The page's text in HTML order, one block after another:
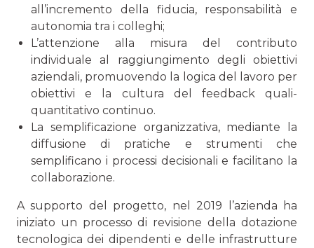
all’incremento della fiducia, responsabilità e
autonomia tra i colleghi;
L’attenzione alla misura del contributo
individuale al raggiungimento degli obiettivi
aziendali, promuovendo la logica del lavoro per
obiettivi e la cultura del feedback quali-
quantitativo continuo.
La semplificazione organizzativa, mediante la
diffusione di pratiche e strumenti che
semplificano i processi deci­sionali e facilitano la
collaborazione.
A supporto del progetto, nel 2019 l’azienda ha
iniziato un processo di revisione della dotazione
tecnologica dei dipen­denti e delle infrastrutture